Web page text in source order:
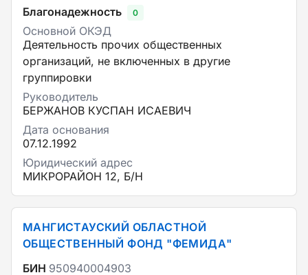
Благонадежность
0
Основной ОКЭД
Деятельность прочих общественных
организаций, не включенных в другие
группировки
Руководитель
БЕРЖАНОВ КУСПАН ИСАЕВИЧ
Дата основания
07.12.1992
Юридический адрес
МИКРОРАЙОН 12, Б/Н
МАНГИСТАУСКИЙ ОБЛАСТНОЙ
ОБЩЕСТВЕННЫЙ ФОНД "ФЕМИДА"
БИН 950940004903